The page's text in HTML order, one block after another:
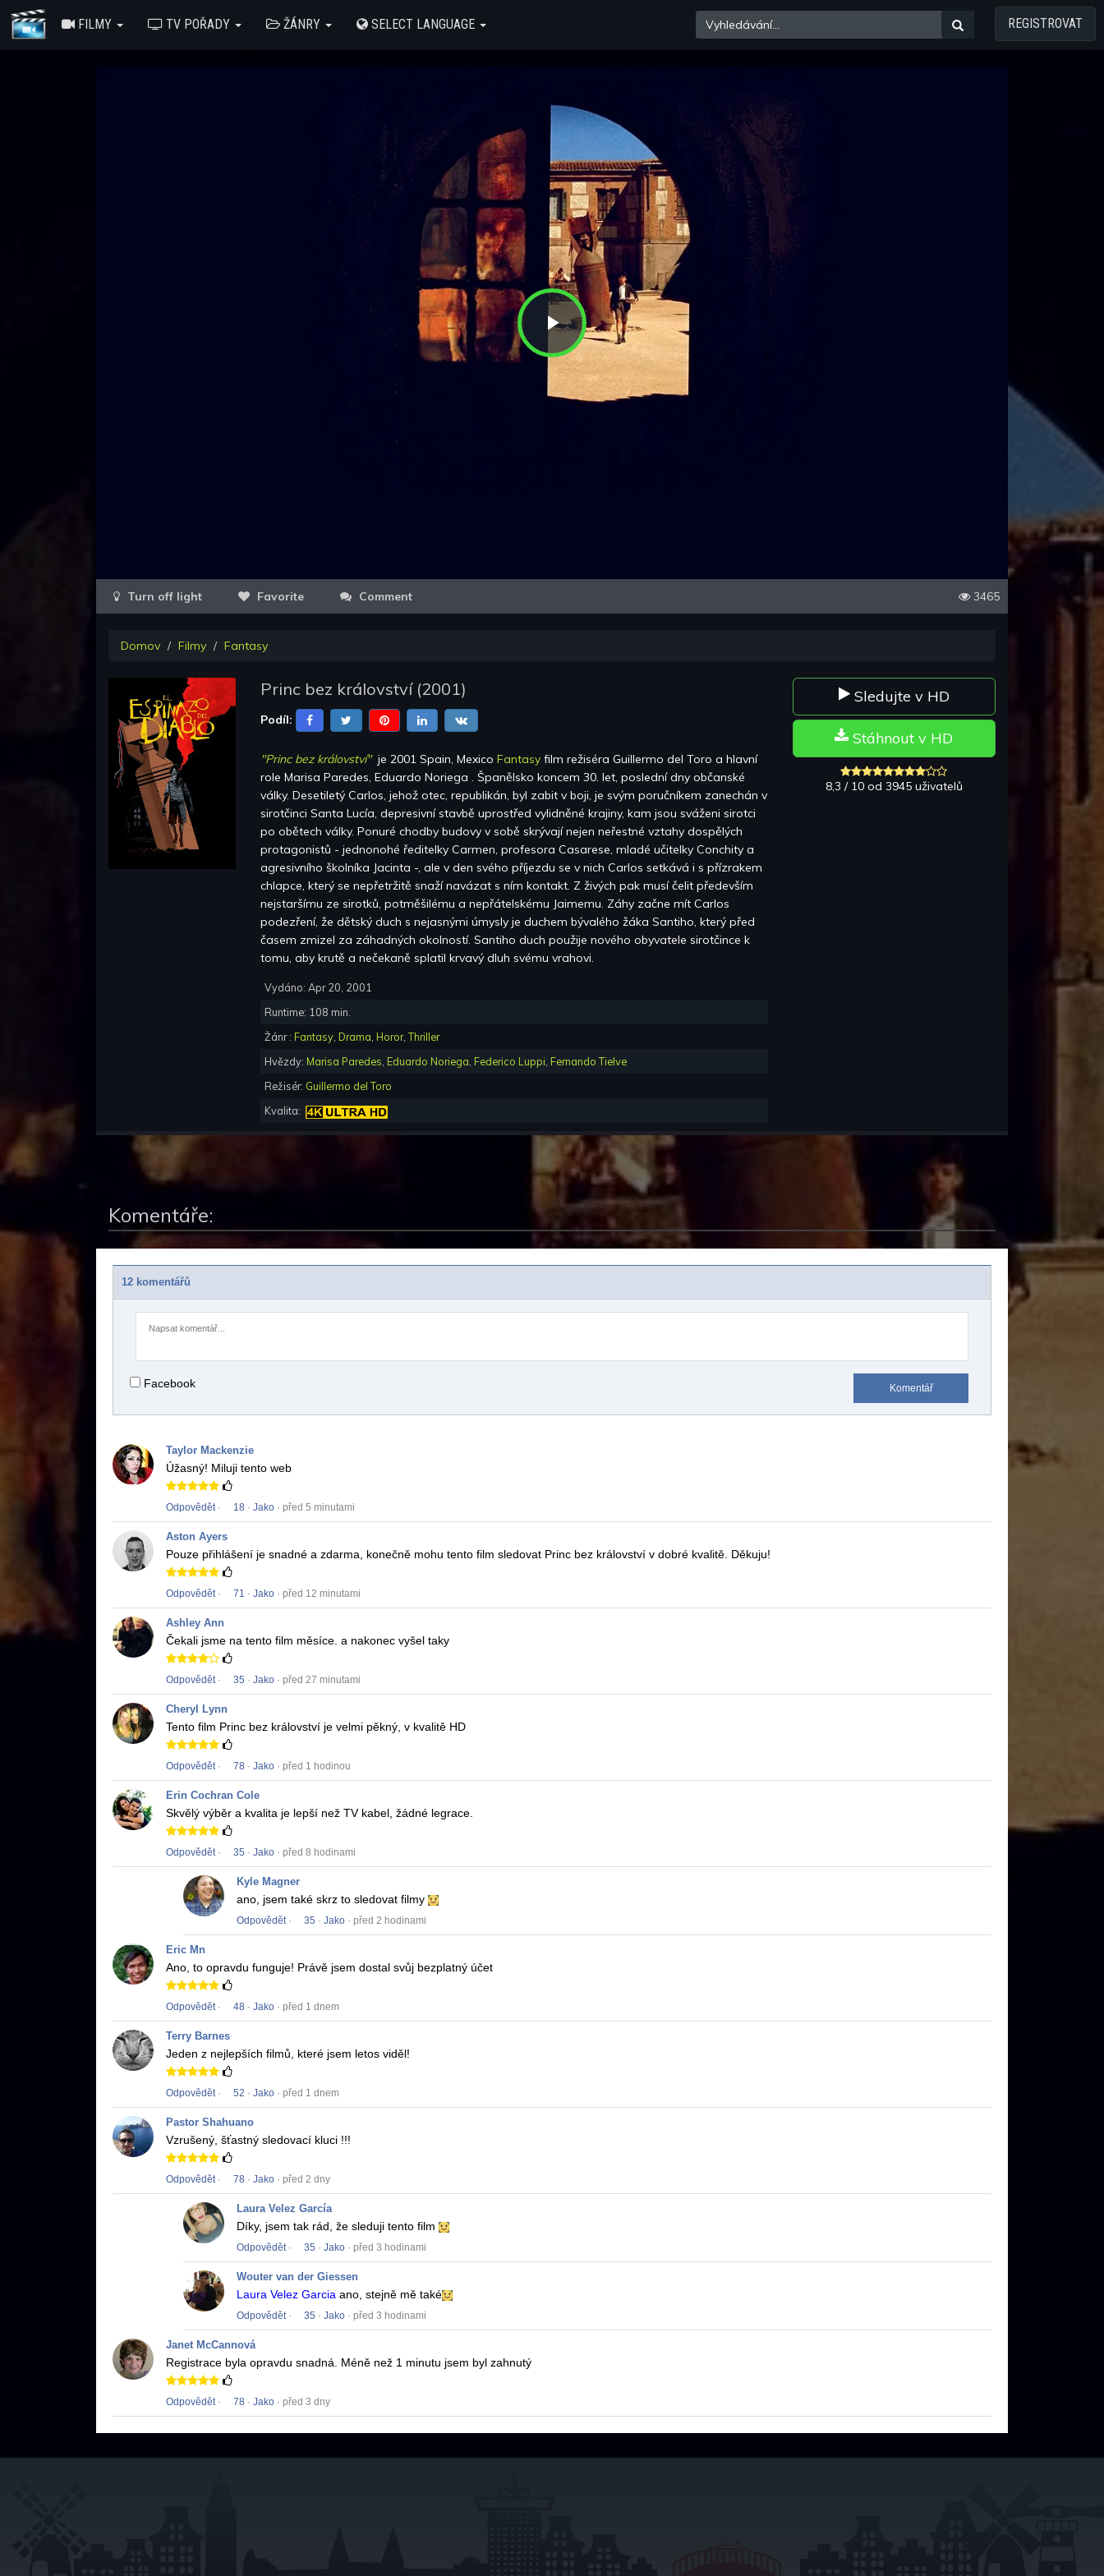
FILMY TV POŘADY ŽÁNRY SELECT LANGUAGE REGISTROVAT
Play
Favorite Comment 3465
Domov Filmy Fantasy
Princ bez království (2001)
Podíl:
"Princ bez království" je 2001 Spain, Mexico Fantasy film režiséra Guillermo del Toro a hlavní
role Marisa Paredes, Eduardo Noriega . Španělsko koncem 30. let, poslední dny občanské
války. Desetiletý Carlos, jehož otec, republikán, byl zabit v boji, je svým poručníkem zanechán v
sirotčinci Santa Lucía, depresivní stavbě uprostřed vylidněné krajiny, kam jsou sváženi sirotci
po obětech války. Ponuré chodby budovy v sobě skrývají nejen neřestné vztahy dospělých
protagonistů - jednonohé ředitelky Carmen, profesora Casarese, mladé učitelky Conchity a
agresivního školníka Jacinta -, ale v den svého příjezdu se v nich Carlos setkává i s přízrakem
chlapce, který se nepřetržitě snaží navázat s ním kontakt. Z živých pak musí čelit především
nejstaršímu ze sirotků, potměšilému a nepřátelskému Jaimemu. Záhy začne mít Carlos
podezření, že dětský duch s nejasnými úmysly je duchem bývalého žáka Santiho, který před
časem zmizel za záhadných okolností. Santiho duch použije nového obyvatele sirotčince k
tomu, aby krutě a nečekaně splatil krvavý dluh svému vrahovi.
Vydáno: Apr 20, 2001
Runtime: 108 min.
Žánr : Fantasy, Drama, Horor,Thriller
Hvězdy: Marisa Paredes, Eduardo Noriega, Federico Luppi, Fernando Tielve
Režisér: Guillermo del Toro
Kvalita:
Sledujte v HD
Stáhnout v HD
8,3 / 10 od 3945 uživatelů
Komentáře:
12 komentářů
Facebook Komentář
Taylor Mackenzie
Úžasný! Miluji tento web
Odpovědět· 18 · Jako · před 5 minutami
Aston Ayers
Pouze přihlášení je snadné a zdarma, konečně mohu tento film sledovat Princ bez království v dobré kvalitě. Děkuju!
Odpovědět· 71 · Jako · před 12 minutami
Ashley Ann
Čekali jsme na tento film měsíce. a nakonec vyšel taky
Odpovědět· 35 · Jako · před 27 minutami
Cheryl Lynn
Tento film Princ bez království je velmi pěkný, v kvalitě HD
Odpovědět· 78 · Jako · před 1 hodinou
Erin Cochran Cole
Skvělý výběr a kvalita je lepší než TV kabel, žádné legrace.
Odpovědět· 35 · Jako · před 8 hodinami
Kyle Magner
ano, jsem také skrz to sledovat filmy
Odpovědět· 35 · Jako · před 2 hodinami
Eric Mn
Ano, to opravdu funguje! Právě jsem dostal svůj bezplatný účet
Odpovědět· 48 · Jako · před 1 dnem
Terry Barnes
Jeden z nejlepších filmů, které jsem letos viděl!
Odpovědět· 52 · Jako · před 1 dnem
Pastor Shahuano
Vzrušený, šťastný sledovací kluci !!!
Odpovědět· 78 · Jako · před 2 dny
Laura Velez García
Díky, jsem tak rád, že sleduji tento film
Odpovědět· 35 · Jako · před 3 hodinami
Wouter van der Giessen
Laura Velez Garcia ano, stejně mě také
Odpovědět· 35 · Jako · před 3 hodinami
Janet McCannová
Registrace byla opravdu snadná. Méně než 1 minutu jsem byl zahnutý
Odpovědět· 78 · Jako · před 3 dny